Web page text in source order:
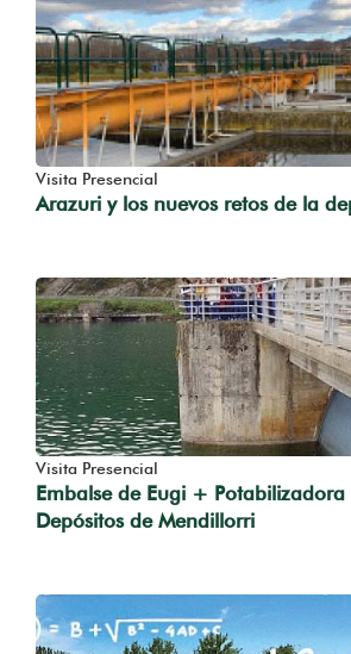
Visita Presencial
Arazuri y los nuevos retos de la
Visita Presencial
Embalse de Eugi +
Depósitos de Mendillorri